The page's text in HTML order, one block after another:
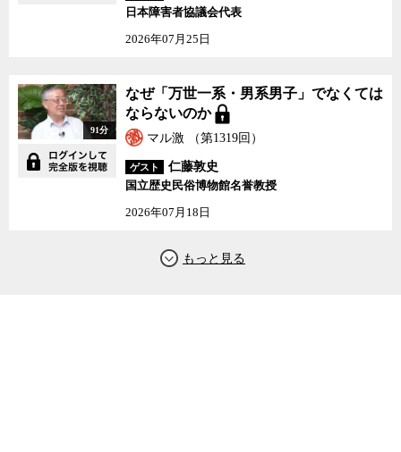
さらに山極氏は、2004年の国立大学法人化の動きと今回の学術会
られてきた。国立大学の予算が学術研究にあてられる「科研費」で
はなく大学の運営に充てられる「補助金」としての配分が強化され
てきた結果、学問自体が層の薄いものになってきていることが懸念
されている。近視眼的な結果だけを求めたら学問は発展しないし、
新しい発見も期待できない。
今回の学術会議新法の制定は日本の科学の発展にどのような影響
どんな活動をしてきたのか。政府と学術会議は対立するのではな
く、対話ができる存在としての役割を果たすべきだと主張する山極
日本障害者協議会代表
2026年07月25日
91分
なぜ「万世一系・男系男子」でなくては
ならないのか
マル激 （第1319回）
ゲスト
仁藤敦史
国立歴史民俗博物館名誉教授
2026年07月18日